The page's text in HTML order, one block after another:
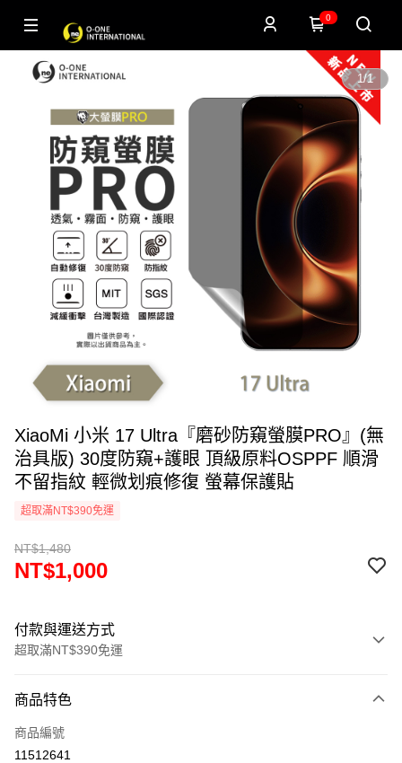
0
1/1
XiaoMi 小米 17 Ultra『磨砂防窺螢膜PRO』(無
治具版) 30度防窺+護眼 頂級原料OSPPF 順滑
不留指紋 輕微划痕修復 螢幕保護貼
超取滿NT$390免運
NT$1,480
NT$1,000
付款與運送方式
超取滿NT$390免運
信用卡一次付款
超商取貨付款
商品特色
商品編號
11512641